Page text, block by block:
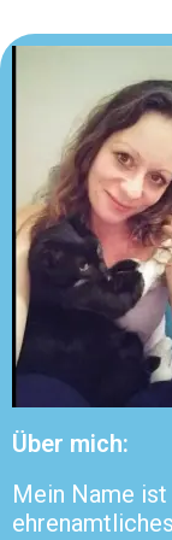
Über mich:
Mein Name ist